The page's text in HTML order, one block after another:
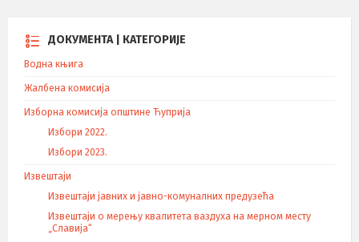
ДОКУМЕНТА | КАТЕГОРИЈЕ
Водна књига
Жалбена комисија
Изборна комисија општине Ћуприја
Избори 2022.
Избори 2023.
Извештаји
Извештаји јавних и јавно-комуналних предузећа
Извештаји о мерењу квалитета ваздуха на мерном месту
„Славија“